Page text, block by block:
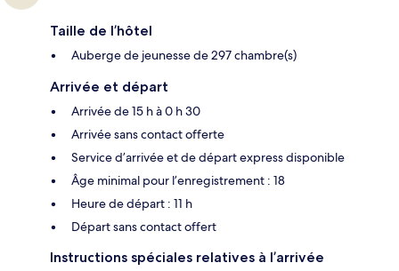
Taille de l’hôtel
Auberge de jeunesse de 297 chambre(s)
Arrivée et départ
Arrivée de 15 h à 0 h 30
Arrivée sans contact offerte
Service d’arrivée et de départ express disponible
Âge minimal pour l’enregistrement : 18
Heure de départ : 11 h
Départ sans contact offert
Instructions spéciales relatives à l’arrivée